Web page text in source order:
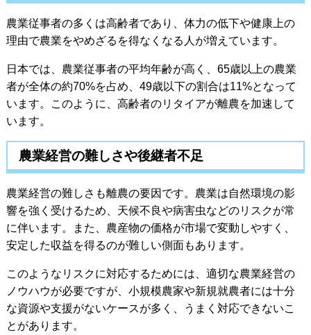
農業従事者の多くは高齢者であり、体力の低下や健康上の
理由で農業をやめざるを得なくなる人が増えています。
日本では、農業従事者の平均年齢が高く、65歳以上の農業
者が全体の約70%を占め、49歳以下の割合は11%となって
います。このように、高齢者のリタイアが離農を加速して
います。
農業経営の難しさや後継者不足
農業経営の難しさも離農の要因です。農業は自然環境の影
響を強く受けるため、天候不良や病害虫などのリスクが常
に伴います。また、農産物の価格が市場で変動しやすく、
安定した収益を得るのが難しい側面もあります。
このようなリスクに対応するためには、適切な農業経営の
ノウハウが必要ですが、小規模農家や新規就農者には十分
な資源や支援がないケースが多く、うまく対応できないこ
とがあります。